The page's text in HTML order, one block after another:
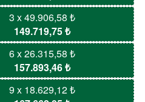
3 x 49.906,58 ₺
149.719,75 ₺
6 x 26.315,58 ₺
157.893,46 ₺
9 x 18.629,12 ₺